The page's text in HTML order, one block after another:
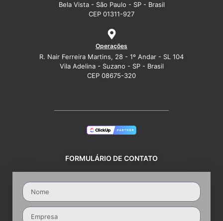
Bela Vista - São Paulo - SP - Brasil
CEP 01311-927
Operações
R. Nair Ferreira Martins, 28 - 1º Andar - SL 104
Vila Adelina - Suzano - SP - Brasil
CEP 08675-320
FORMULÁRIO DE CONTATO